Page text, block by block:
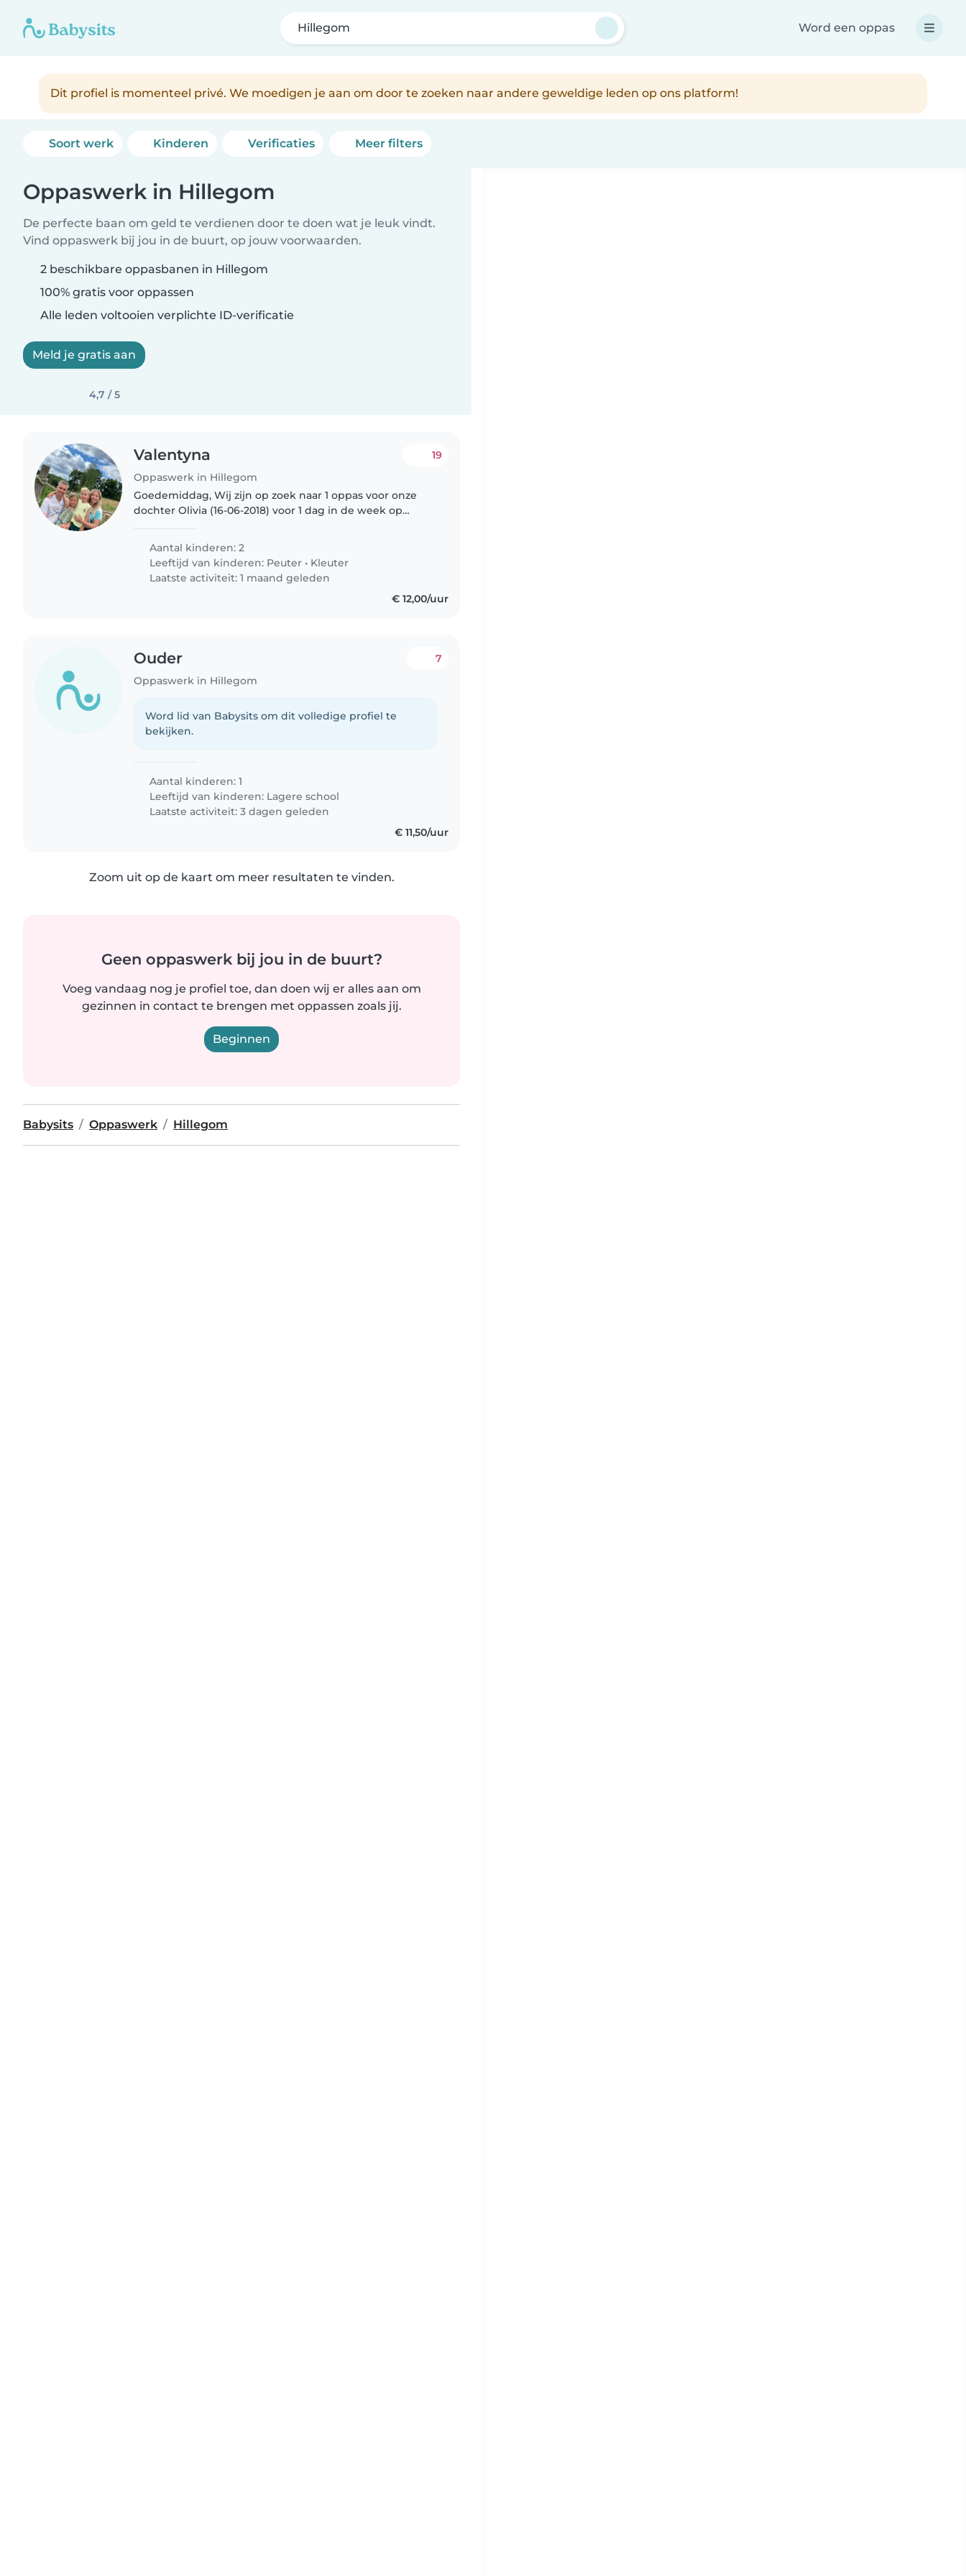
Hillegom Word een oppas
Dit profiel is momenteel privé. We moedigen je aan om door te zoeken naar andere geweldige leden op ons platform!
Soort werk Kinderen Verificaties Meer filters
Oppaswerk in Hillegom
De perfecte baan om geld te verdienen door te doen wat je leuk vindt.
Vind oppaswerk bij jou in de buurt, op jouw voorwaarden.
2 beschikbare oppasbanen in Hillegom
100% gratis voor oppassen
Alle leden voltooien verplichte ID-verificatie
Meld je gratis aan
4,7 / 5
Valentyna
Oppaswerk in Hillegom
19
Goedemiddag, Wij zijn op zoek naar 1 oppas voor onze
dochter Olivia (16-06-2018) voor 1 dag in de week op
Aantal kinderen: 2
Leeftijd van kinderen: Peuter • Kleuter
Laatste activiteit: 1 maand geleden
€ 12,00/uur
Ouder
Oppaswerk in Hillegom
7
Word lid van Babysits om dit volledige profiel te
bekijken.
Aantal kinderen: 1
Leeftijd van kinderen: Lagere school
Laatste activiteit: 3 dagen geleden
€ 11,50/uur
Zoom uit op de kaart om meer resultaten te vinden.
Geen oppaswerk bij jou in de buurt?
Voeg vandaag nog je profiel toe, dan doen wij er alles aan om
gezinnen in contact te brengen met oppassen zoals jij.
Beginnen
Babysits Oppaswerk Hillegom